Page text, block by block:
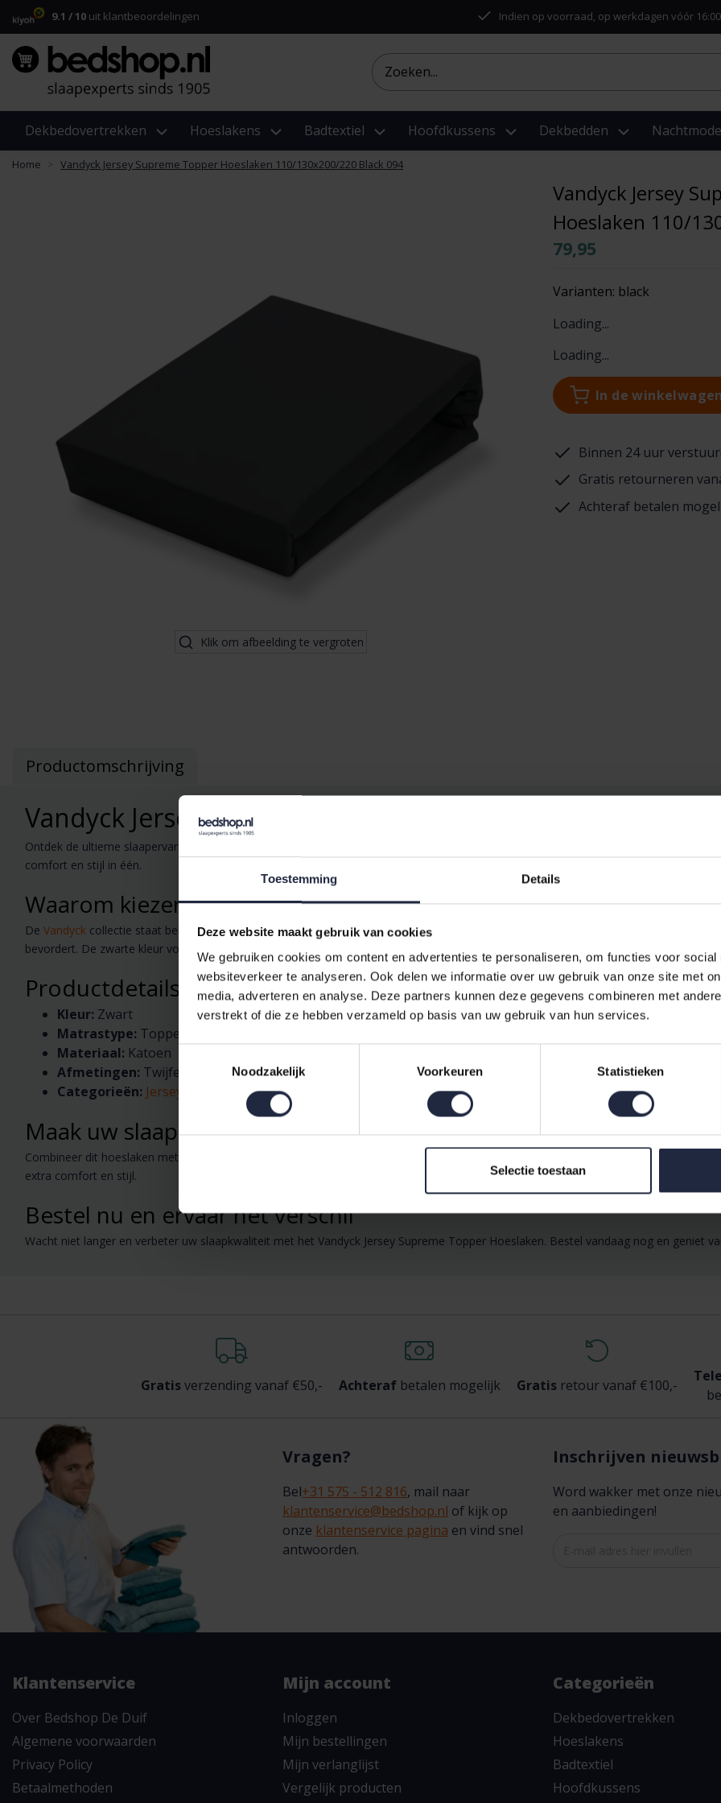
Toestemming Details
Deze website maakt gebruik van cookies
We gebruiken cookies om content en advertenties te personaliseren, om functies voor social
websiteverkeer te analyseren. Ook delen we informatie over uw gebruik van onze site met
media, adverteren en analyse. Deze partners kunnen deze gegevens combineren met
verstrekt of die ze hebben verzameld op basis van uw gebruik van hun services.
Noodzakelijk
Voorkeuren Statistieken
Selectie toestaan
9.1 / 10 uit klantbeoordelingen Indien op voorraad, op werkdagen vóór
Dekbedovertrekken Hoeslakens Badtextiel Hoofdkussens Dekbedden Nachtmode
Home Vandyck Jersey Supreme Topper Hoeslaken 110/130x200/220 Black 094
Klik om afbeelding te vergroten
Vandyck Jersey
Hoeslaken 110/
79,95
Varianten: black
Loading...
Loading...
In de winkelwagen
Binnen 24 uur
Gratis retourneren
Achteraf betalen
Productomschrijving
Vandyck Jersey Supreme Topper Hoeslaken 110/130x200/
Ontdek de ultieme slaapervaring met het is
comfort en stijl in één.
Waarom kiezen voor Vandyck?
De Vandyck collectie staat bekend om zijn ongeëvenaarde kwaliteit en duurzaamheid. Dit hoeslaken is gemaakt van 100% katoen,
bevordert. De zwarte kleur voegt een vleugje elegantie toe aan elke slaapkamer.
Productdetails
Kleur: Zwart
Matrastype: Topper (tot 12cm)
Materiaal: Katoen
Afmetingen: Twijfelaar 100x210/220
Categorieën: Jersey hoeslakens,Topper hoeslaken Twijfelaar
Maak uw slaapkamer compleet
Combineer dit hoeslaken met andere luxe bedmode zoals een
extra comfort en stijl.
Bestel nu en ervaar het verschil
Wacht niet langer en verbeter uw slaapkwaliteit met het Vandyck Jersey Supreme Topper Hoeslaken. Bestel vandaag nog en geniet
Gratisverzending vanaf €50,- Achterafbetalen mogelijk Gratisretour vanaf €100,-
Vragen?
Bel+31 575 - 512 816, mail naar
klantenservice@bedshop.nl of kijk op
onze klantenservice pagina en vind snel
antwoorden.
Inschrijven
Word wakker met onze
en aanbiedingen!
Klantenservice
Over Bedshop De Duif
Algemene voorwaarden
Privacy Policy
Betaalmethoden
Mijn account
Inloggen
Mijn bestellingen
Mijn verlanglijst
Vergelijk producten
Categorieën
Dekbedovertrekken
Hoeslakens
Badtextiel
Hoofdkussens